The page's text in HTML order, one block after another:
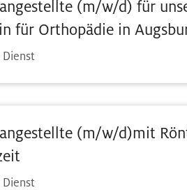
(m/w/d) für
für Orthopädie in
Dienst
(m/w/d)mit
Dienst